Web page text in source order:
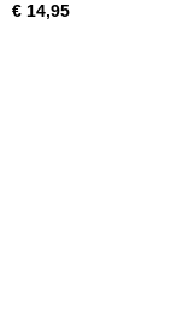
€ 14,95